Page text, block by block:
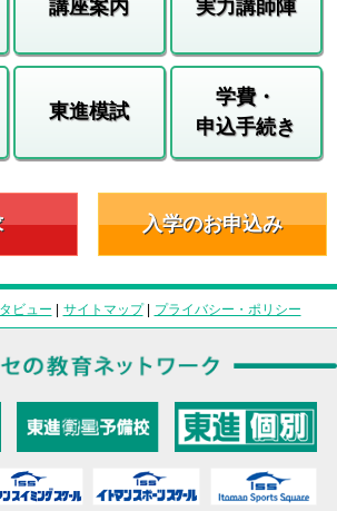
講座案内 実力講師陣
東進模試
学費・
申込手続き
入学のお申込み
ビュー | サイトマップ| プライバシー・ポリシー